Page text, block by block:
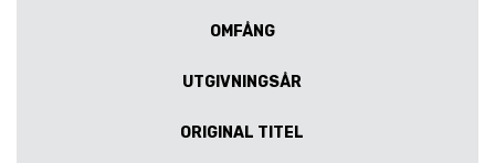
OMFÅNG
UTGIVNINGSÅR
ORIGINAL TITEL